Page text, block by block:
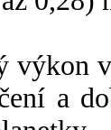
výkon
a